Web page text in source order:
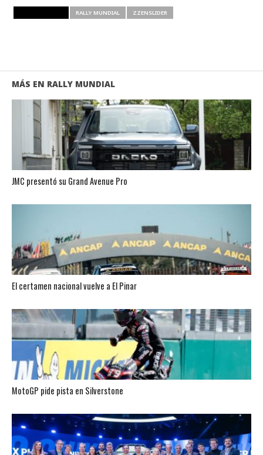
RALLY MUNDIAL ZZENSLIDER
MÁS EN RALLY MUNDIAL
JMC presentó su Grand Avenue Pro
El certamen nacional vuelve a El Pinar
MotoGP pide pista en Silverstone